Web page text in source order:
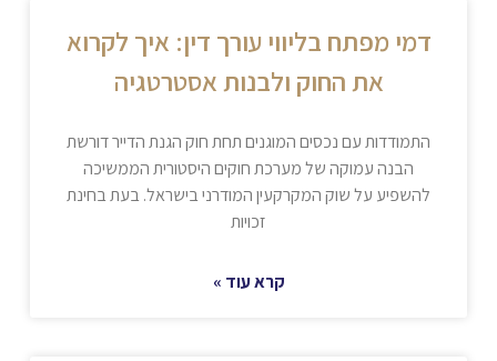
דמי מפתח בליווי עורך דין: איך לקרוא
את החוק ולבנות אסטרטגיה
התמודדות עם נכסים המוגנים תחת חוק הגנת הדייר דורשת
הבנה עמוקה של מערכת חוקים היסטורית הממשיכה
להשפיע על שוק המקרקעין המודרני בישראל. בעת בחינת
זכויות
קרא עוד »